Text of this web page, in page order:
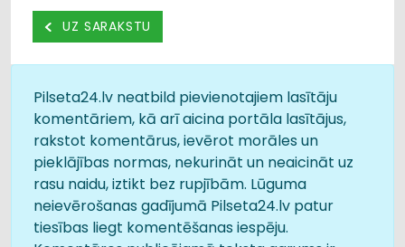
UZ SARAKSTU
Pilseta24.lv neatbild pievienotajiem lasītāju
komentāriem, kā arī aicina portāla lasītājus,
rakstot komentārus, ievērot morāles un
pieklājības normas, nekurināt un neaicināt uz
rasu naidu, iztikt bez rupjībām. Lūguma
neievērošanas gadījumā Pilseta24.lv patur
tiesības liegt komentēšanas iespēju.